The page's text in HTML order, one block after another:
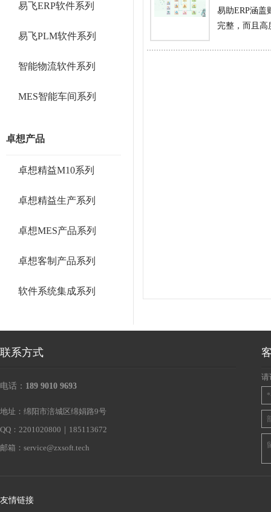
易飞ERP软件系列
易飞PLM软件系列
智能物流软件系列
MES智能车间系列
卓想产品
卓想精益M10系列
卓想精益生产系列
卓想MES产品系列
卓想客制产品系列
软件系统集成系列
易助ERP涵盖
完整，而且高
联系方式
电话： 189 9010 9693
地址：绵阳市涪城区绵娟路9号
QQ：2201020800｜185113672
邮箱： service@zxsoft.tech
请
友情链接